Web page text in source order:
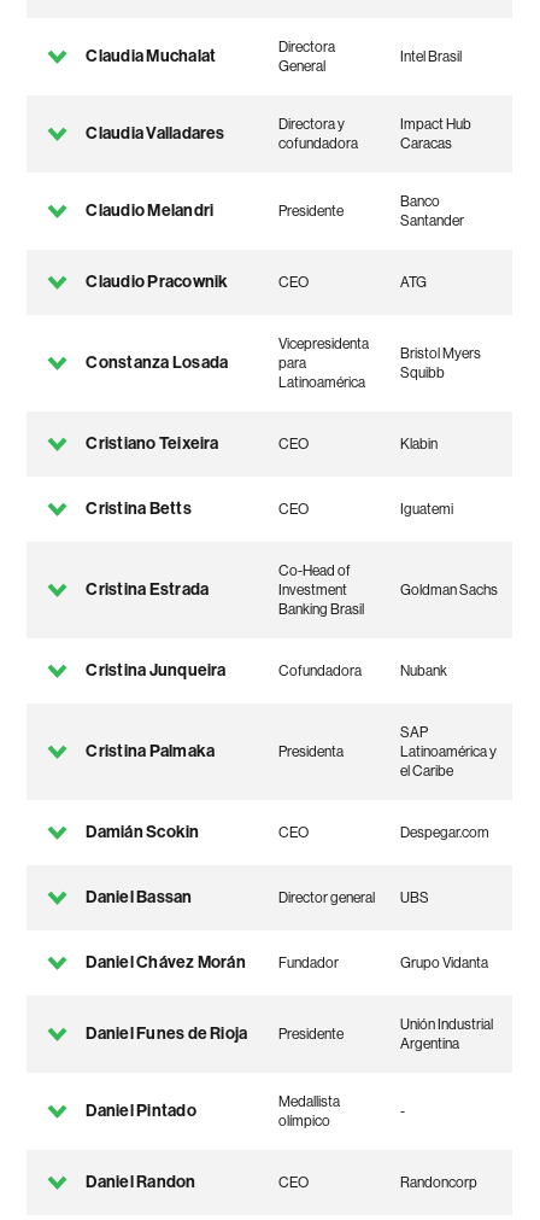
Claudia Muchalat
Directora
General
Intel Brasil
Claudia Valladares
Directora y
cofundadora
Impact Hub
Caracas
Claudio Melandri Presidente
Banco
Santander
Claudio Pracownik CEO ATG
Constanza Losada
Vicepresidenta
para
Latinoamérica
Bristol Myers
Squibb
Cristiano Teixeira CEO Klabin
Cristina Betts CEO Iguatemi
Cristina Estrada
Co-Head of
Investment
Banking Brasil
Goldman Sachs
Cristina Junqueira Cofundadora Nubank
Cristina Palmaka Presidenta
SAP
Latinoamérica y
el Caribe
Damián Scokin CEO Despegar.com
Daniel Bassan Director general UBS
Daniel Chávez Morán Fundador Grupo Vidanta
Daniel Funes de Rioja Presidente
Unión Industrial
Argentina
Daniel Pintado
Medallista
olímpico
-
Daniel Randon CEO Randoncorp